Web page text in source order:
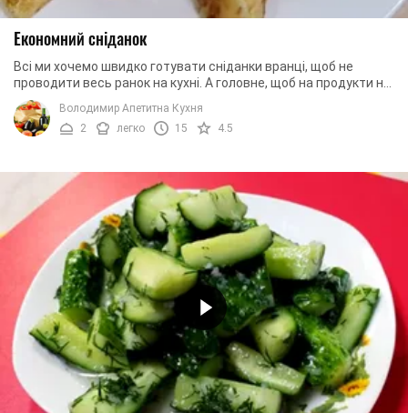
Економний сніданок
Всі ми хочемо швидко готувати сніданки вранці, щоб не
проводити весь ранок на кухні. А головне, щоб на продукти не
доводилося витрачати багато ...
Володимир Апетитна Кухня
2
легко 15 4.5